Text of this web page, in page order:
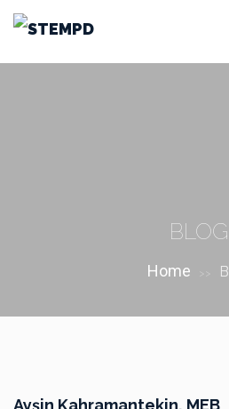
BLOG
Home
Ayşin Kahramantekin, MEB